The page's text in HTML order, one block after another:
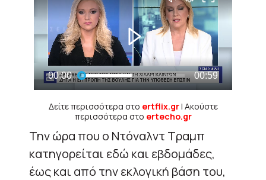
Δείτε περισσότερα στο ertflix.gr| Ακούστε
περισσότερα στο ertecho.gr
Την ώρα που ο Ντόναλντ Τραμπ
κατηγορείται εδώ και εβδομάδες,
έως και από την εκλογική βάση του,